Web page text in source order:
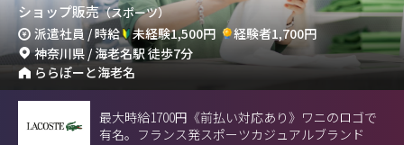
ショップ販売（スポーツ）
派遣社員 / 時給 未経験1,500円
経験者1,700円
神奈川県 / 海老名駅 徒歩7分
ららぽーと海老名
最大時給1700円《前払い対応あり》ワニのロゴで
有名。フランス発スポーツカジュアルブランド